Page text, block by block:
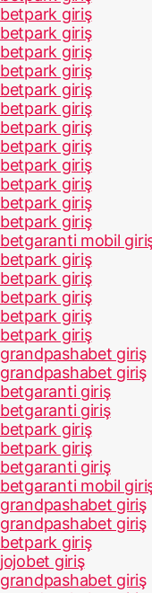
betpark giriş
betpark giriş
betpark giriş
betpark giriş
betpark giriş
betpark giriş
betpark giriş
betpark giriş
betpark giriş
betpark giriş
betpark giriş
betpark giriş
betgaranti mobil
betpark giriş
betpark giriş
betpark giriş
betpark giriş
betpark giriş
grandpashabet giriş
grandpashabet giriş
betgaranti giriş
betgaranti giriş
betpark giriş
betpark giriş
betgaranti giriş
betgaranti mobil
grandpashabet giriş
grandpashabet giriş
betpark giriş
jojobet giriş
grandpashabet giriş